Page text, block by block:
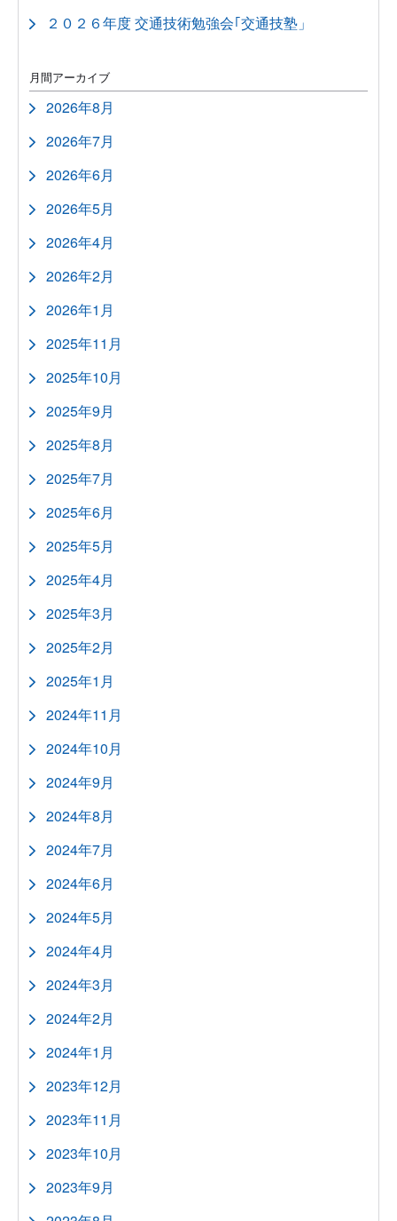
２０２６年度 交通技術勉強会｢交通技塾」
月間アーカイブ
2026年8月
2026年7月
2026年6月
2026年5月
2026年4月
2026年2月
2026年1月
2025年11月
2025年10月
2025年9月
2025年8月
2025年7月
2025年6月
2025年5月
2025年4月
2025年3月
2025年2月
2025年1月
2024年11月
2024年10月
2024年9月
2024年8月
2024年7月
2024年6月
2024年5月
2024年4月
2024年3月
2024年2月
2024年1月
2023年12月
2023年11月
2023年10月
2023年9月